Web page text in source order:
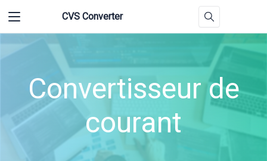
CVS Converter
Convertisseur de
courant